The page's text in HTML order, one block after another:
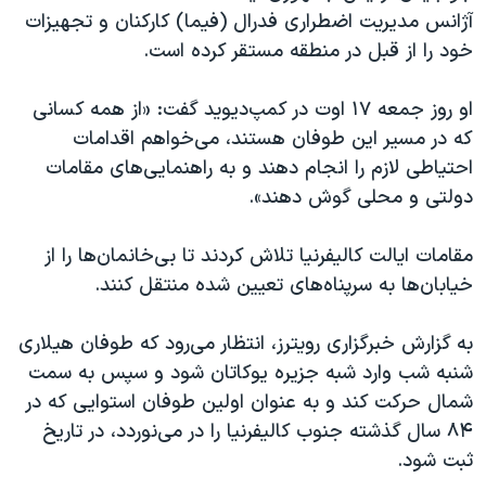
اسرائیل در جنگ
نرگس محمدی برنده جایزه نوبل صلح
صفحه‌های ویژه
سفر پرزیدنت ترامپ به چین
آژانس مدیریت اضطراری فدرال (فیما) کارکنان و تجهیزات
خود را از قبل در منطقه مستقر کرده است.
او روز جمعه ۱۷ اوت در کمپ‌دیوید گفت: «از همه کسانی
که در مسیر این طوفان هستند، می‌خواهم اقدامات
احتیاطی لازم را انجام دهند و به راهنمایی‌های مقامات
دولتی و محلی گوش دهند».
مقامات ایالت کالیفرنیا تلاش کردند تا بی‌خانمان‌ها را از
خیابان‌ها به سرپناه‌های تعیین شده منتقل کنند.
به گزارش خبرگزاری رویترز، انتظار می‌رود که طوفان هیلاری
شنبه شب وارد شبه جزیره یوکاتان شود و سپس به سمت
شمال حرکت کند و به عنوان اولین طوفان استوایی که در
۸۴ سال گذشته جنوب کالیفرنیا را در می‌نوردد، در تاریخ
ثبت شود.